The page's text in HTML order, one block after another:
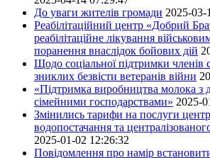
До уваги жителів громади 2025-03-
Реабілітаційний центр «Добрий
реабілітаційне лікування
поранення внаслідок бойових дій
Щодо соціальної підтримки членів
зниклих безвісти ветеранів війни
«Підтримка виробництва молока з
сімейними господарствами» 2025-
Змінились тарифи на послуги
водопостачання та
2025-01-02 12:26:32
Повідомлення про намір